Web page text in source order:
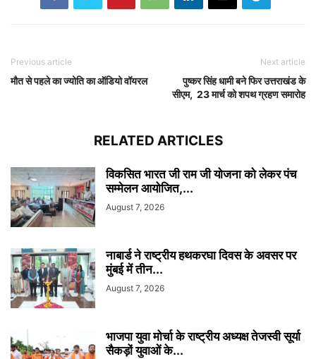
Previous article
मौत से पहले का ज्योति का ऑडियो वॉयरल
Next article
पुष्कर सिंह धामी बने फिर उत्तराखंड के
सीएम, 23 मार्च को शपथ ग्रहण समारोह
RELATED ARTICLES
विकसित भारत जी राम जी योजना को लेकर पंच
सम्मेलन आयोजित,...
August 7, 2026
नाबार्ड ने राष्ट्रीय हथकरघा दिवस के अवसर पर
मुंबई में तीन...
August 7, 2026
भाजपा युवा मोर्चा के राष्ट्रीय अध्यक्ष तेजस्वी सूर्या
सैकड़ों युवाओं के...